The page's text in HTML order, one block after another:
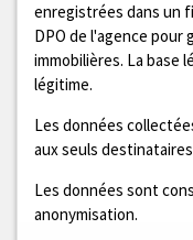
enregistrées dans un
DPO de l'agence pour
immobilières. La base
légitime.
Les données
aux seuls
Les données sont
anonymisation.